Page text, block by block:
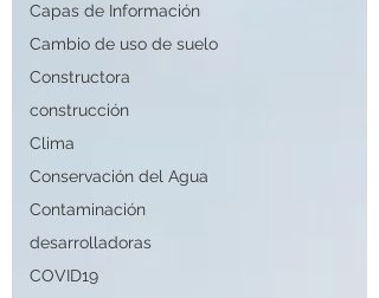
Capas de Información
Cambio de uso de suelo
Constructora
construcción
Clima
Conservación del Agua
Contaminación
desarrolladoras
COVID19